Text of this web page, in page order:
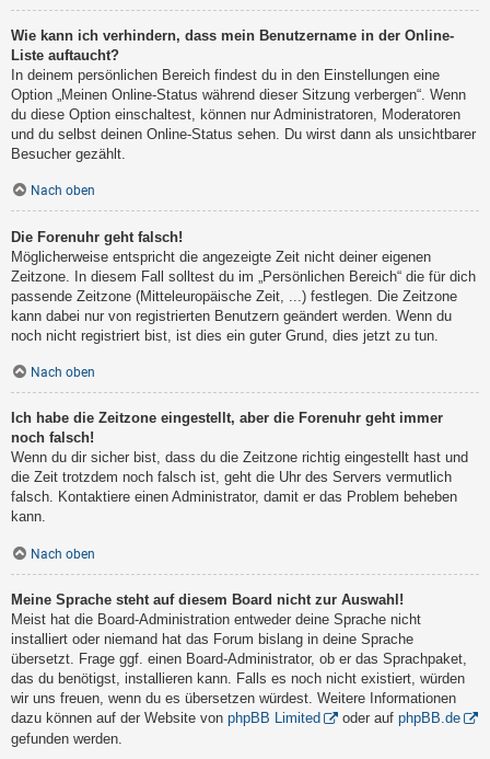
Wie kann ich verhindern, dass mein Benutzername in der Online-
Liste auftaucht?
In deinem persönlichen Bereich findest du in den Einstellungen eine
Option „Meinen Online-Status während dieser Sitzung verbergen“. Wenn
du diese Option einschaltest, können nur Administratoren, Moderatoren
und du selbst deinen Online-Status sehen. Du wirst dann als unsichtbarer
Besucher gezählt.
Nach oben
Die Forenuhr geht falsch!
Möglicherweise entspricht die angezeigte Zeit nicht deiner eigenen
Zeitzone. In diesem Fall solltest du im „Persönlichen Bereich“ die für dich
passende Zeitzone (Mitteleuropäische Zeit, ...) festlegen. Die Zeitzone
kann dabei nur von registrierten Benutzern geändert werden. Wenn du
noch nicht registriert bist, ist dies ein guter Grund, dies jetzt zu tun.
Nach oben
Ich habe die Zeitzone eingestellt, aber die Forenuhr geht immer
noch falsch!
Wenn du dir sicher bist, dass du die Zeitzone richtig eingestellt hast und
die Zeit trotzdem noch falsch ist, geht die Uhr des Servers vermutlich
falsch. Kontaktiere einen Administrator, damit er das Problem beheben
kann.
Nach oben
Meine Sprache steht auf diesem Board nicht zur Auswahl!
Meist hat die Board-Administration entweder deine Sprache nicht
installiert oder niemand hat das Forum bislang in deine Sprache
übersetzt. Frage ggf. einen Board-Administrator, ob er das Sprachpaket,
das du benötigst, installieren kann. Falls es noch nicht existiert, würden
wir uns freuen, wenn du es übersetzen würdest. Weitere Informationen
dazu können auf der Website von phpBB Limited oder auf phpBB.de
gefunden werden.